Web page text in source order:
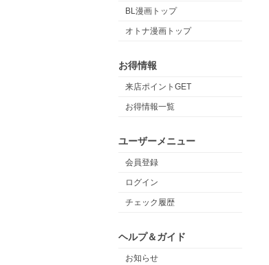
BL漫画トップ
オトナ漫画トップ
お得情報
来店ポイントGET
お得情報一覧
ユーザーメニュー
会員登録
ログイン
チェック履歴
ヘルプ＆ガイド
お知らせ